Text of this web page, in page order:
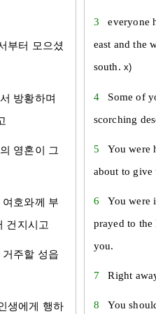
부터 모으셨
방황하며
영혼이 그
호와께 부
건지시고
주할 성읍
생에게 행하
3everyone
east and the
south.x)
4 Some of
scorching
5You were
about to give
6You were
prayed to the
you.
7Right
8You